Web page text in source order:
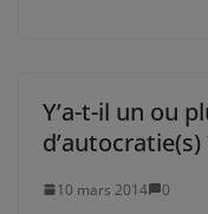
Y’a-t-il un ou
d’autocratie(s)
10 mars 2014 0